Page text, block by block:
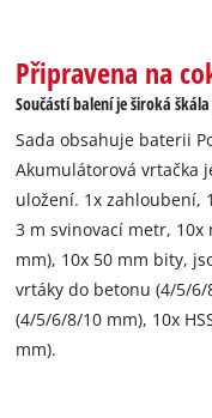
Připravena na
Součástí balení je široká
Sada obsahuje baterii
Akumulátorová vrtačka
uložení. 1x zahloubení,
3 m svinovací metr,
mm), 10x 50 mm bity,
vrtáky do betonu (4/5/
(4/5/6/8/10 mm), 10x
mm).